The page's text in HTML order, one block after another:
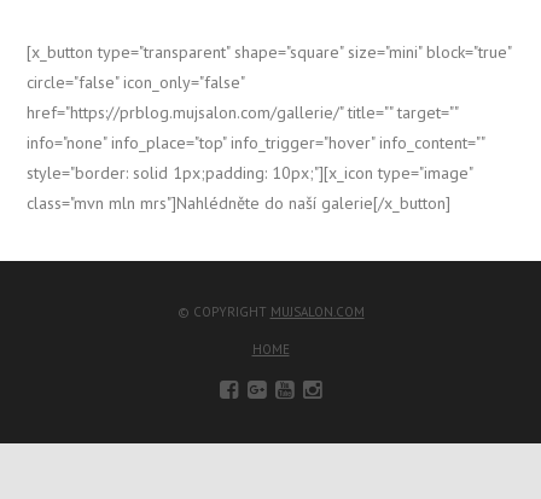
[x_button type="transparent" shape="square" size="mini" block="true"
circle="false" icon_only="false"
href="https://prblog.mujsalon.com/gallerie/" title="" target=""
info="none" info_place="top" info_trigger="hover" info_content=""
style="border: solid 1px;padding: 10px;"][x_icon type="image"
class="mvn mln mrs"]Nahlédněte do naší galerie[/x_button]
© COPYRIGHT MUJSALON.COM
HOME